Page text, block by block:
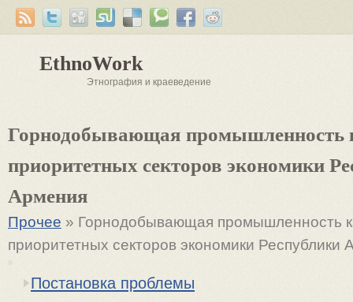
EthnoWork
Этнография и краеведение
Горнодобывающая промышленность
приоритетных секторов экономики
Армения
Прочее » Горнодобывающая промышленность
приоритетных секторов экономики Республики
Постановка проблемы